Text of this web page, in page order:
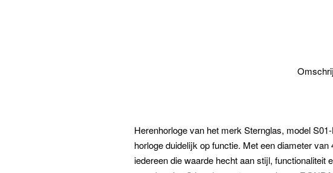
Herenhorloge van het merk Sternglas, model
horloge duidelijk op functie. Met een diameter
iedereen die waarde hecht aan stijl,